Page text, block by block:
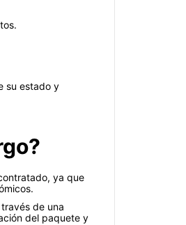
su estado y
ya que
de una
del paquete y